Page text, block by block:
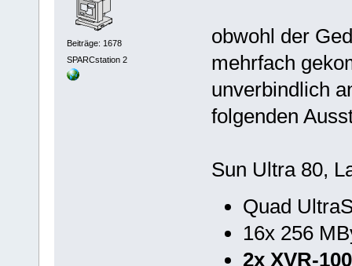
Beiträge: 1678
SPARCstation 2
obwohl der
mehrfach
unverbindlich
folgenden
Sun Ultra 80,
Quad
16x 256
2x XVR-